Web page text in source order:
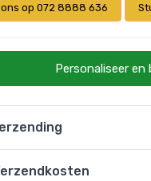
ons op 072 8888 636
Personaliseer en